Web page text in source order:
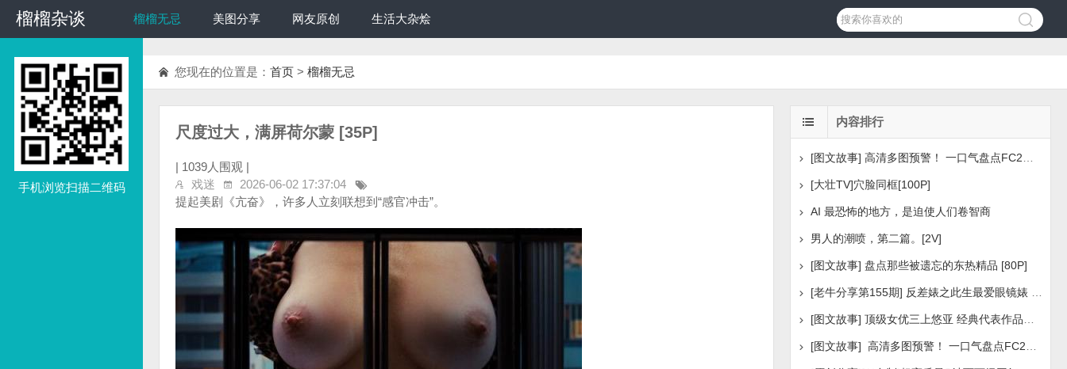
榴榴杂谈
榴榴杂谈 榴榴无忌 美图分享 网友原创 生活大杂烩
手机浏览扫描二维码
您现在的位置是： 首页 > 榴榴无忌
尺度过大，满屏荷尔蒙 [35P]
| 1039人围观 |
戏迷
2026-06-02 17:37:04
提起美剧《亢奋》，许多人立刻联想到“感官冲击”。
内容排行
[大壮TV]穴脸同框[100P]
AI 最恐怖的地方，是迫使人们卷智商
男人的潮喷，第二篇。[2V]
[图文故事] 盘点那些被遗忘的东热精品 [80P]